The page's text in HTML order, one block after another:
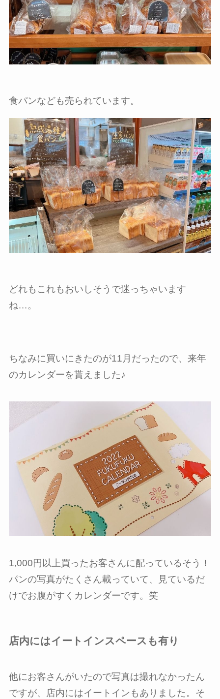
食パンなども売られています。
どれもこれもおいしそうで迷っちゃいます
ね…。
ちなみに買いにきたのが11月だったので、来年
のカレンダーを貰えました♪
1,000円以上買ったお客さんに配っているそう！
パンの写真がたくさん載っていて、見ているだ
けでお腹がすくカレンダーです。笑
店内にはイートインスペースも有り
他にお客さんがいたので写真は撮れなかったん
ですが、店内にはイートインもありました。そ